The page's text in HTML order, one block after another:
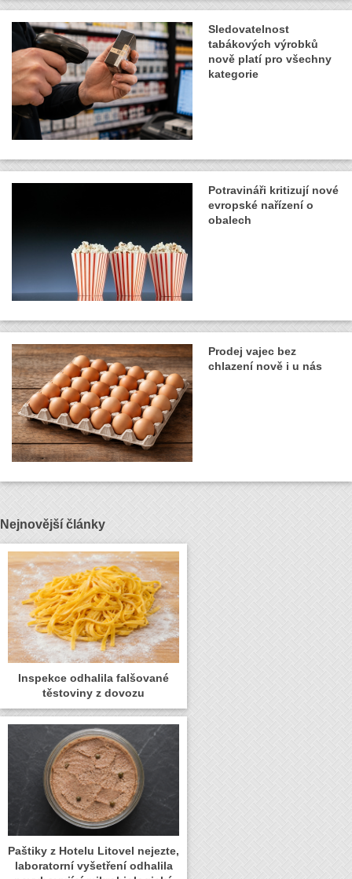
Sledovatelnost
tabákových výrobků
nově platí pro všechny
kategorie
Potravináři kritizují nové
evropské nařízení o
obalech
Prodej vajec bez
chlazení nově i u nás
Nejnovější články
Inspekce odhalila falšované
těstoviny z dovozu
Paštiky z Hotelu Litovel nejezte,
laboratorní vyšetření odhalila